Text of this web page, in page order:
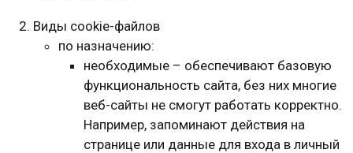
Виды cookie-файлов
по назначению:
необходимые – обеспечивают базовую
функциональность сайта, без них многие
веб-сайты не смогут работать корректно.
Например, запоминают действия на
странице или данные для входа в личный